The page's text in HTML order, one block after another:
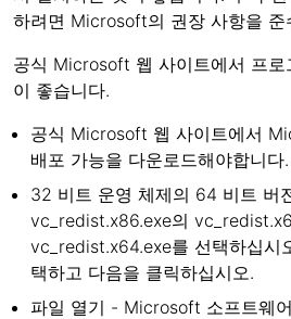
하려면 Microsoft의 권장 사항을 준
공식 Microsoft 웹 사이트에서 프로
이 좋습니다.
공식 Microsoft 웹 사이트에서
배포 가능을 다운로드해야합니다.
32 비트 운영 체제의 64 비트 버
vc_redist.x86.exe의
vc_redist.x64.exe를 선택하십시
택하고 다음을 클릭하십시오.
파일 열기 - Microsoft 소프트웨